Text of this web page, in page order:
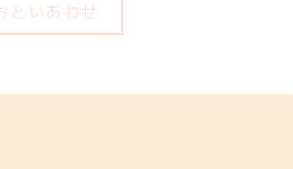
といあわせ